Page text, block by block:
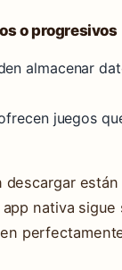
o progresivos
almacenar
juegos
descargar
nativa